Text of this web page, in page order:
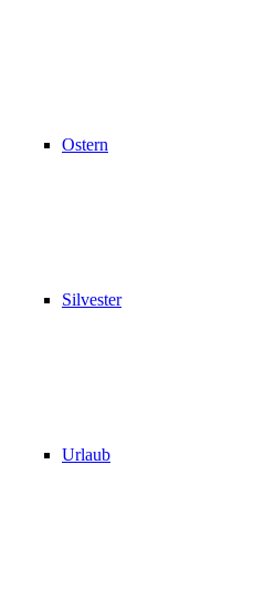
Ostern
Silvester
Urlaub